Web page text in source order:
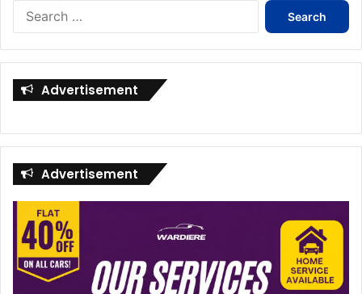
Search
Advertisement
Advertisement